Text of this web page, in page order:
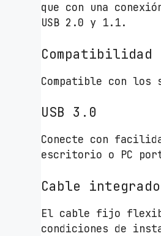
que con una
USB 2.0 y 1.1.
Compatibilidad
Compatible con los
USB 3.0
Conecte con
escritorio o PC
Cable integrado
El cable fijo
condiciones de